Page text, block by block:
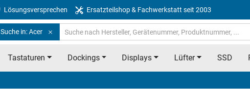
Lösungsversprechen Ersatzteilshop & Fachwerkstatt seit 2003
Suche in: Acer
Tastaturen Dockings Displays Lüfter SSD